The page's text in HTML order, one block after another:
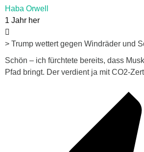
Haba Orwell
1 Jahr her
> Trump wettert gegen Windräder und
Schön – ich fürchtete bereits, dass
Pfad bringt. Der verdient ja mit CO2-